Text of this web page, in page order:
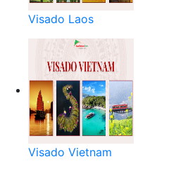
Visado Laos
Visado Vietnam